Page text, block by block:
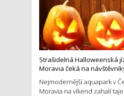
Strašidelná Halloweenská
Moravia čeká na
Nejmodernější aquapark v
Moravia na víkend zahalí